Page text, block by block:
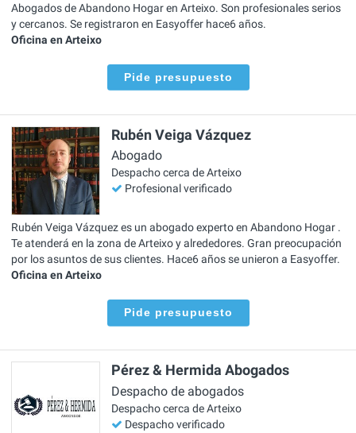
Abogados de Abandono Hogar en Arteixo. Son profesionales serios
y cercanos. Se registraron en Easyoffer hace6 años.
Oficina en Arteixo
Pide presupuesto
Rubén Veiga Vázquez
Abogado
Despacho cerca de Arteixo
Profesional verificado
Rubén Veiga Vázquez es un abogado experto en Abandono Hogar .
Te atenderá en la zona de Arteixo y alrededores. Gran preocupación
por los asuntos de sus clientes. Hace6 años se unieron a Easyoffer.
Oficina en Arteixo
Pide presupuesto
Pérez & Hermida Abogados
Despacho de abogados
Despacho cerca de Arteixo
Despacho verificado